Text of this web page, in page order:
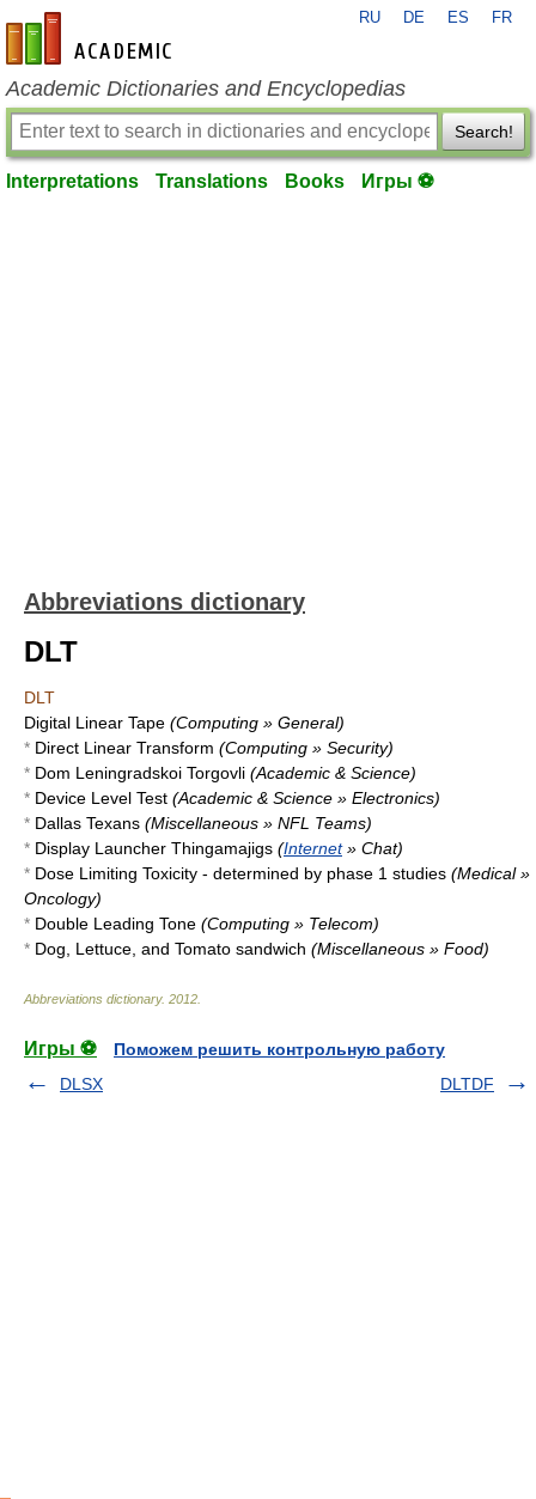
en-academic.com
RU DE ES FR
Academic Dictionaries and Encyclopedias
Search!
Interpretations Translations Books Игры ⚽
Abbreviations dictionary
DLT
DLT
Digital Linear Tape (Computing » General)
* Direct Linear Transform (Computing » Security)
* Dom Leningradskoi Torgovli (Academic & Science)
* Device Level Test (Academic & Science » Electronics)
* Dallas Texans (Miscellaneous » NFL Teams)
* Display Launcher Thingamajigs (Internet» Chat)
* Dose Limiting Toxicity - determined by phase 1 studies (Medical »
Oncology)
* Double Leading Tone (Computing » Telecom)
* Dog, Lettuce, and Tomato sandwich (Miscellaneous » Food)
Abbreviations dictionary. 2012
Игры ⚽
Поможем решить контрольную работу
DLSX
DLTDF